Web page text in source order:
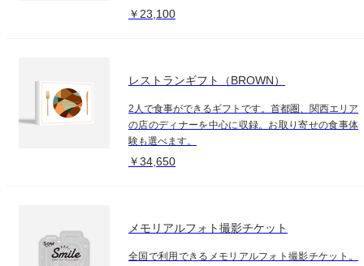
￥23,100
レストランギフト（BROWN）
2人で食事ができるギフトです。首都圏、関西エリア
の店のディナーを中心に収録。お取り寄せの食事体
験も選べます。
￥34,650
メモリアルフォト撮影チケット
全国で利用できるメモリアルフォト撮影チケット。